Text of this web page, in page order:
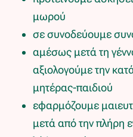
μωρού
σε συνοδεύουμε
αμέσως μετά τη
αξιολογούμε την
μητέρας-παιδιού
εφαρμόζουμε
μετά από την πλήρη